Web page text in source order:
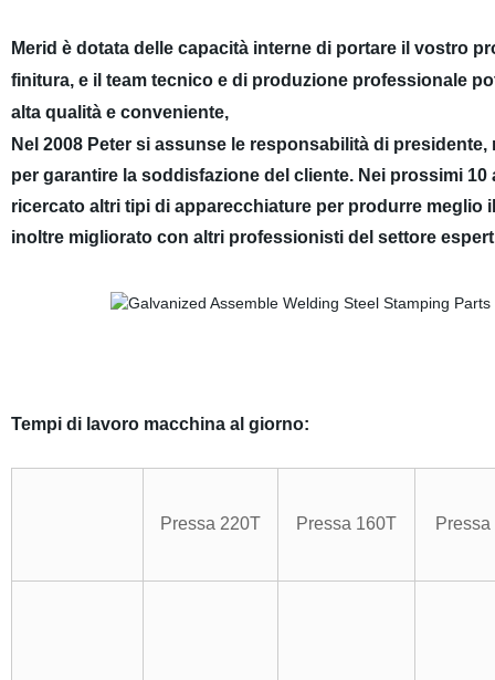
Merid è dotata delle capacità interne di portare il vostro
finitura, e il team tecnico e di produzione professionale
alta qualità e conveniente,
Nel 2008 Peter si assunse le responsabilità di
per garantire la soddisfazione del cliente. Nei prossimi
ricercato altri tipi di apparecchiature per produrre
inoltre migliorato con altri professionisti del settore
Tempi di lavoro macchina al giorno:
Pressa 220T Pressa 160T Pressa